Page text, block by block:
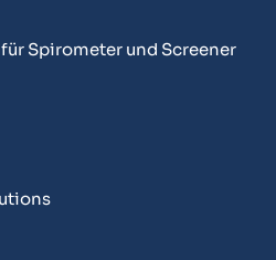
Spirometer und Screener